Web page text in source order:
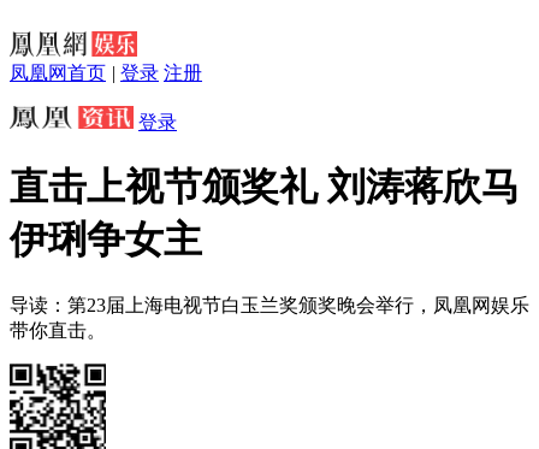
凤凰网首页 | 登录 注册
登录
直击上视节颁奖礼 刘涛蒋欣马
伊琍争女主
导读：第23届上海电视节白玉兰奖颁奖晚会举行，凤凰网娱乐
带你直击。